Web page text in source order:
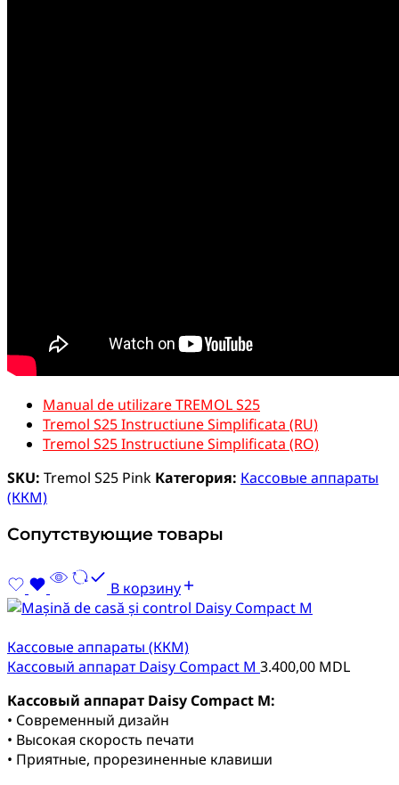
Manual de utilizare TREMOL S25
Tremol S25 Instructiune Simplificata (RU)
Tremol S25 Instructiune Simplificata (RO)
SKU: Tremol S25 Pink Категория: Кассовые аппараты
(ККМ)
Сопутствующие товары
В корзину
Кассовые аппараты (ККМ)
Кассовый аппарат Daisy Compact M 3.400,00 MDL
Кассовый аппарат Daisy Compact M:
• Современный дизайн
• Высокая скорость печати
• Приятные, прорезиненные клавиши